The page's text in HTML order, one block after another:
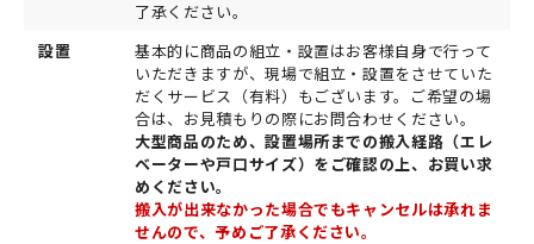
了承ください。
設置
基本的に商品の組立・設置はお客様自身で行って
いただきますが、現場で組立・設置をさせていた
だくサービス（有料）もございます。ご希望の場
合は、お見積もりの際にお問合わせください。
大型商品のため、設置場所までの搬入経路（エレ
ベーターや戸口サイズ）をご確認の上、お買い求
めください。
搬入が出来なかった場合でもキャンセルは承れま
せんので、予めご了承ください。